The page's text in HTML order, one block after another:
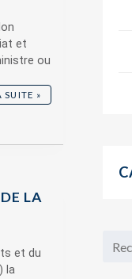
et
ou
SUITE »
LA
et du
la